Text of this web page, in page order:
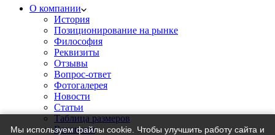
О компании
История
Позиционирование на рынке
Философия
Реквизиты
Отзывы
Вопрос-ответ
Фотогалерея
Новости
Статьи
Таблица размеров
Вакансии
Мы используем файлы cookie. Чтобы улучшить работу сайта и